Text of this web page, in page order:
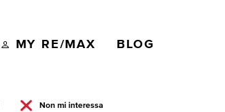
MY RE/MAX BLOG
Non mi interessa